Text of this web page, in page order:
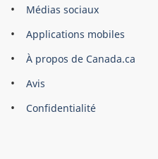
Organisation
gouvernement
du
Canada
Médias sociaux
Applications mobiles
À propos de Canada.ca
Avis
Confidentialité